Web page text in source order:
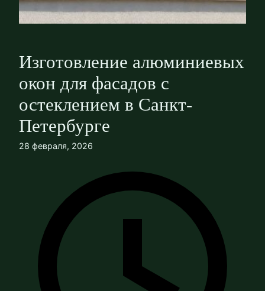
Изготовление алюминиевых
окон для фасадов с
остеклением в Санкт-
Петербурге
28 февраля, 2026